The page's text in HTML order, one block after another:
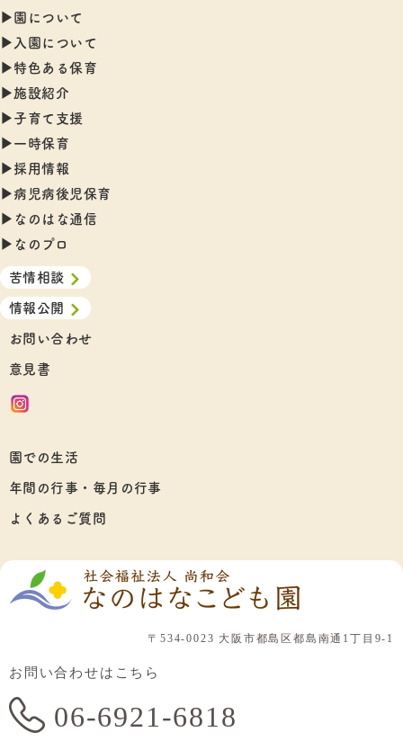
▶︎園について
▶︎入園について
▶︎特色ある保育
▶︎施設紹介
▶︎子育て支援
▶︎一時保育
▶︎採用情報
▶︎病児病後児保育
▶︎なのはな通信
▶︎なのプロ
苦情相談
情報公開
お問い合わせ
意見書
園での生活
年間の行事・毎月の行事
よくあるご質問
〒534-0023 大阪市都島区都島南通1丁目9-1
お問い合わせはこちら
06-6921-6818